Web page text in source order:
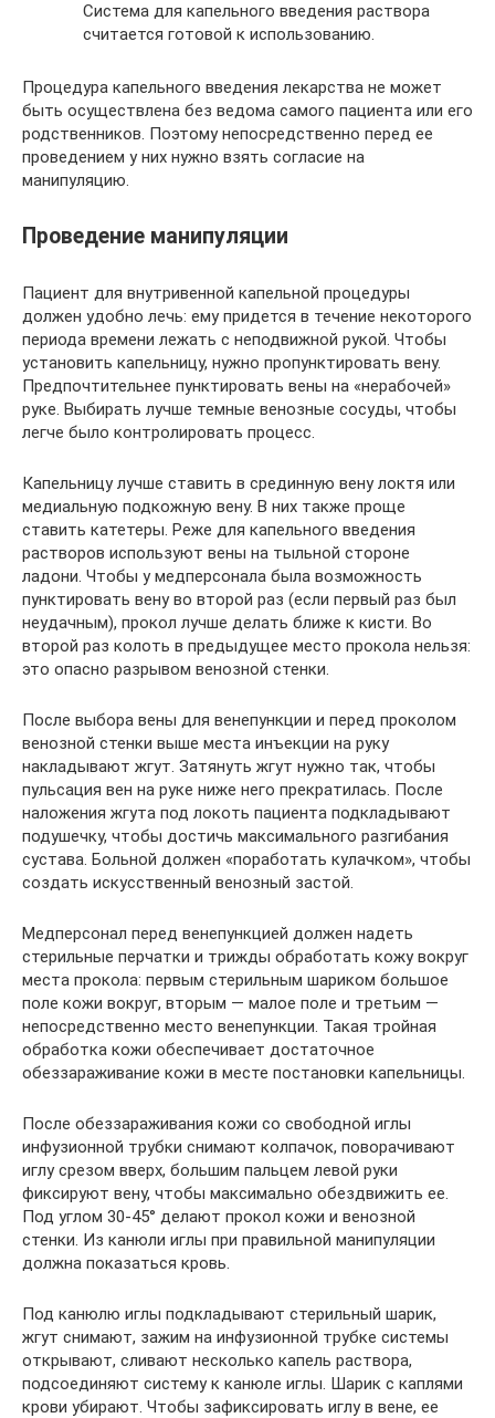
Система для капельного введения раствора
считается готовой к использованию.
Процедура капельного введения лекарства не может
быть осуществлена без ведома самого пациента или его
родственников. Поэтому непосредственно перед ее
проведением у них нужно взять согласие на
манипуляцию.
Проведение манипуляции
Пациент для внутривенной капельной процедуры
должен удобно лечь: ему придется в течение некоторого
периода времени лежать с неподвижной рукой. Чтобы
установить капельницу, нужно пропунктировать вену.
Предпочтительнее пунктировать вены на «нерабочей»
руке. Выбирать лучше темные венозные сосуды, чтобы
легче было контролировать процесс.
Капельницу лучше ставить в срединную вену локтя или
медиальную подкожную вену. В них также проще
ставить катетеры. Реже для капельного введения
растворов используют вены на тыльной стороне
ладони. Чтобы у медперсонала была возможность
пунктировать вену во второй раз (если первый раз был
неудачным), прокол лучше делать ближе к кисти. Во
второй раз колоть в предыдущее место прокола нельзя:
это опасно разрывом венозной стенки.
После выбора вены для венепункции и перед проколом
венозной стенки выше места инъекции на руку
накладывают жгут. Затянуть жгут нужно так, чтобы
пульсация вен на руке ниже него прекратилась. После
наложения жгута под локоть пациента подкладывают
подушечку, чтобы достичь максимального разгибания
сустава. Больной должен «поработать кулачком», чтобы
создать искусственный венозный застой.
Медперсонал перед венепункцией должен надеть
стерильные перчатки и трижды обработать кожу вокруг
места прокола: первым стерильным шариком большое
поле кожи вокруг, вторым — малое поле и третьим —
непосредственно место венепункции. Такая тройная
обработка кожи обеспечивает достаточное
обеззараживание кожи в месте постановки капельницы.
После обеззараживания кожи со свободной иглы
инфузионной трубки снимают колпачок, поворачивают
иглу срезом вверх, большим пальцем левой руки
фиксируют вену, чтобы максимально обездвижить ее.
Под углом 30-45° делают прокол кожи и венозной
стенки. Из канюли иглы при правильной манипуляции
должна показаться кровь.
Под канюлю иглы подкладывают стерильный шарик,
жгут снимают, зажим на инфузионной трубке системы
открывают, сливают несколько капель раствора,
подсоединяют систему к канюле иглы. Шарик с каплями
крови убирают. Чтобы зафиксировать иглу в вене, ее